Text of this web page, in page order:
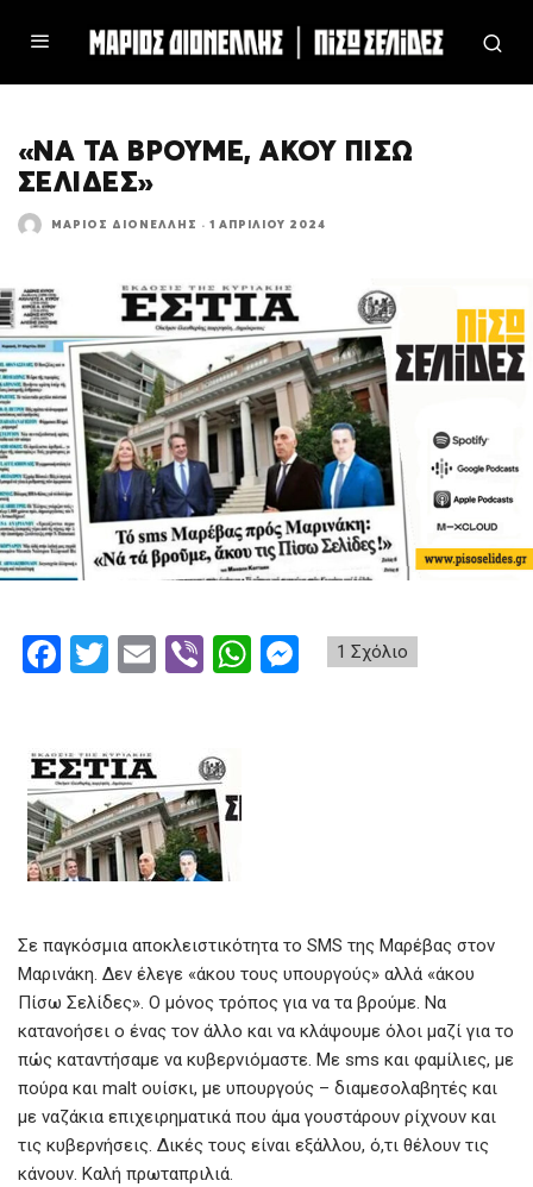
«ΝΑ ΤΑ ΒΡΟΥΜΕ, ΑΚΟΥ ΠΙΣΩ
ΣΕΛΙΔΕΣ»
ΜΆΡΙΟΣ ΔΙΟΝΈΛΛΗΣ · 1 ΑΠΡΙΛΊΟΥ 2024
1 Σχόλιο
F
b
o
o
k
T
er
E
Vi
W
Σε παγκόσμια αποκλειστικότητα το SMS της Μαρέβας στον
Μαρινάκη. Δεν έλεγε «άκου τους υπουργούς» αλλά «άκου
Πίσω Σελίδες». Ο μόνος τρόπος για να τα βρούμε. Να
κατανοήσει ο ένας τον άλλο και να κλάψουμε όλοι μαζί για το
πώς καταντήσαμε να κυβερνιόμαστε. Με sms και φαμίλιες, με
πούρα και malt ουίσκι, με υπουργούς – διαμεσολαβητές και
με ναζάκια επιχειρηματικά που άμα γουστάρουν ρίχνουν και
τις κυβερνήσεις. Δικές τους είναι εξάλλου, ό,τι θέλουν τις
κάνουν. Καλή πρωταπριλιά.